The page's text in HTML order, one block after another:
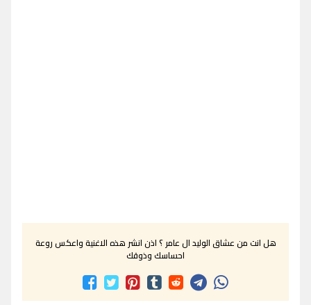
هل انت من عشاق الوليد ال عامر ؟ اذن انشر هذه الاغنية واعكس روعة
احساسك وذوقك